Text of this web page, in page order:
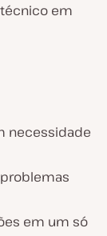
em
necessidade
em um só